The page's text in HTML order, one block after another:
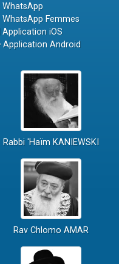
WhatsApp
WhatsApp Femmes
Application iOS
Application Android
Rabbi 'Haïm KANIEWSKI
Rav Chlomo AMAR